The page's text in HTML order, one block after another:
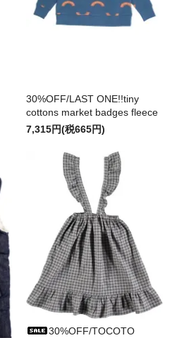
30%OFF/LAST ONE!!tiny
cottons market badges fleece
7,315円(税665円)
30%OFF/TOCOTO